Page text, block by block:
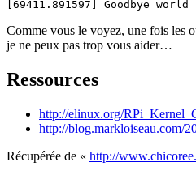
Comme vous le voyez, une fois les
je ne peux pas trop vous aider…
Ressources
http://elinux.org/
http://blog.markloiseau.com/
Récupérée de « http://